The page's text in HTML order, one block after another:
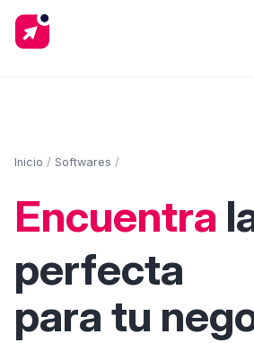
Inicio / Softwares /
Encuentra
perfecta
para tu